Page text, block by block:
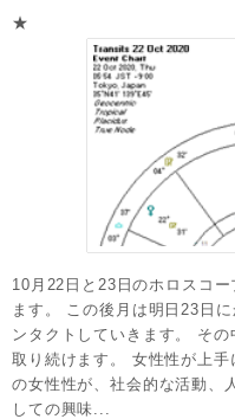
★
10月22日と23日のホロスコ
ます。 この後月は明日23日
ンタクトしていきます。 そ
取り続けます。 女性性が上
の女性性が、社会的な活動、
しての興味...